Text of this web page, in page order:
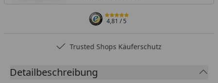
4,81/ 5
Trusted Shops Käuferschutz
Detailbeschreibung